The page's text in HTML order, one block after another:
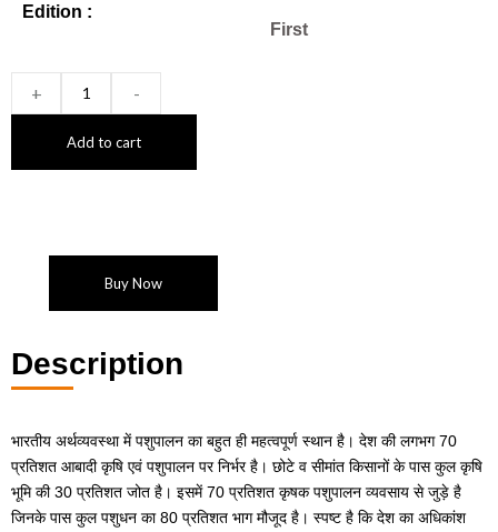
Edition :
First
+ -
Add to cart
Buy Now
Description
भारतीय अर्थव्यवस्था में पशुपालन का बहुत ही महत्वपूर्ण स्थान है। देश की लगभग 70
प्रतिशत आबादी कृषि एवं पशुपालन पर निर्भर है। छोटे व सीमांत किसानों के पास कुल कृषि
भूमि की 30 प्रतिशत जोत है। इसमें 70 प्रतिशत कृषक पशुपालन व्यवसाय से जुड़े है
जिनके पास कुल पशुधन का 80 प्रतिशत भाग मौजूद है। स्पष्ट है कि देश का अधिकांश